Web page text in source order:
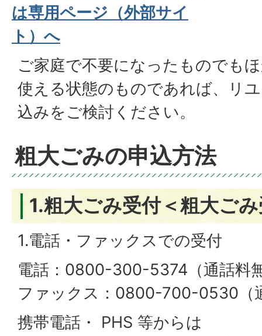
は専用ページ（外部サイ
ト）へ
ご家庭で不要になったものでも
使える状態のものであれば、リ
込みをご検討ください。
粗大ごみの申込方法
1.粗大ごみ受付＜粗大ご
1.電話・ファックスでの受付
電話：0800-300-5374（通話料
ファックス：0800-700-0530（
携帯電話・ PHS 等からは